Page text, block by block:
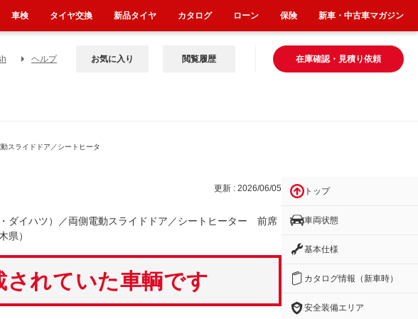
ヘルプ 在庫確認・見積り依頼
お気に入り 閲覧履歴
スライドドア／シートヒータ
更新 : 2026/06/05
イハツ）／両側電動スライドドア／シートヒーター 前席
県）
れていた車輌です
トップ
車両状態
基本仕様
カタログ情報（新車時）
安全装備エリア
車検 タイヤ交換 新品タイヤ カタログ ローン 保険 新車・中古車マガジン